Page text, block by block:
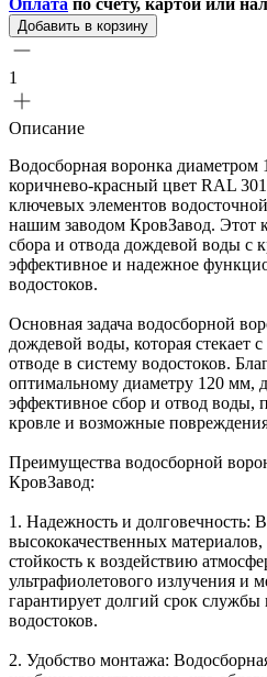
Добавить в корзину
1
Описание
Водосборная воронка диаметром
коричнево-красный цвет RAL
ключевых элементов
нашим заводом КровЗавод. Этот
сбора и отвода дождевой воды с
эффективное и надежное
водостоков.
Основная задача водосборной
дождевой воды, которая стекает
отводе в систему водостоков.
оптимальному диаметру 120 мм,
эффективное сбор и отвод воды,
кровле и возможные
Преимущества водосборной
КровЗавод:
1. Надежность и долговечность:
высококачественных
стойкость к воздействию
ультрафиолетового излучения и
гарантирует долгий срок
водостоков.
2. Удобство монтажа: